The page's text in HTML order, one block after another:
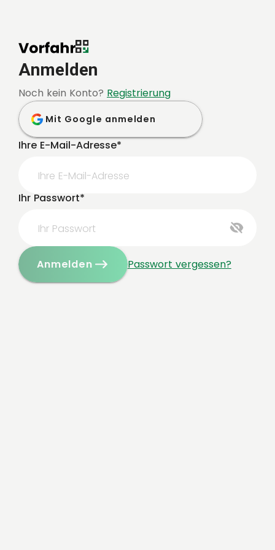
Anmelden
Noch kein Konto? Registrierung
Mit Google anmelden
Ihre E-Mail-Adresse*
Ihr Passwort*
Anmelden Passwort vergessen?